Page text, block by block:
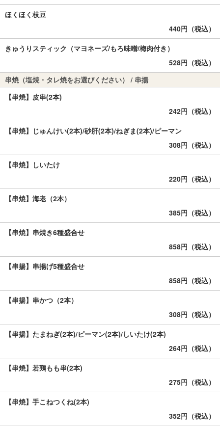
ほくほく枝豆
440円（税込）
きゅうりスティック（マヨネーズ/もろ味噌/梅肉付き）
528円（税込）
串焼（塩焼・タレ焼をお選びください） / 串揚
【串焼】皮串(2本)
242円（税込）
【串焼】じゅんけい(2本)/砂肝(2本)/ねぎま(2本)/ピーマン
308円（税込）
【串焼】しいたけ
220円（税込）
【串焼】海老（2本）
385円（税込）
【串焼】串焼き6種盛合せ
858円（税込）
【串揚】串揚げ5種盛合せ
858円（税込）
【串揚】串かつ（2本）
308円（税込）
【串揚】たまねぎ(2本)/ピーマン(2本)/しいたけ(2本)
264円（税込）
【串焼】若鶏もも串(2本)
275円（税込）
【串焼】手こねつくね(2本)
352円（税込）